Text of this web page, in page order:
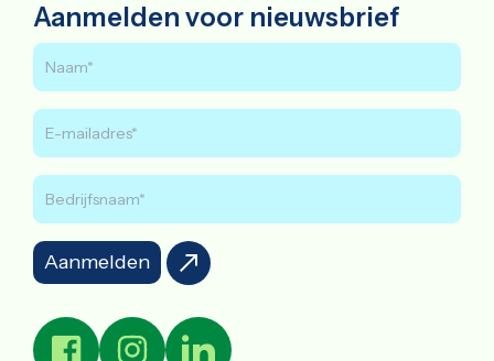
Aanmelden voor nieuwsbrief
Aanmelden